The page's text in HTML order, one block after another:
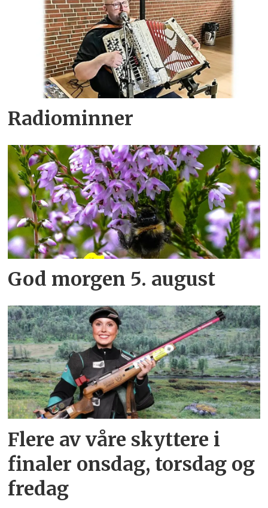
Radiominner
God morgen 5. august
Flere av våre skyttere i
finaler onsdag, torsdag og
fredag